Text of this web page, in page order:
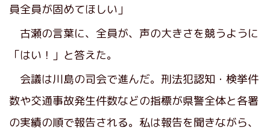
員全員が固めてほしい」
古瀬の言葉に、全員が、声の大きさを競うように
「はい！」と答えた。
会議は川島の司会で進んだ。刑法犯認知・検挙件
数や交通事故発生件数などの指標が県警全体と各署
の実績の順で報告される。私は報告を聞きながら、